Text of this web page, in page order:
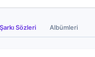
Şarkı Sözleri Albümleri